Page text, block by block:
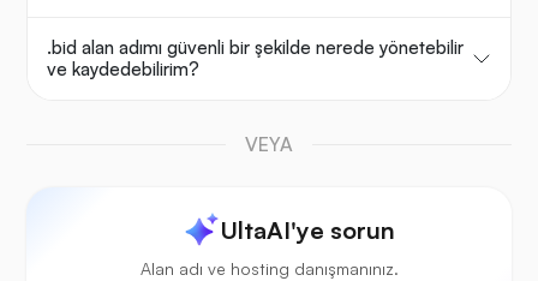
.bid alan adımı güvenli bir şekilde nerede yönetebilir
ve kaydedebilirim?
VEYA
UltaAI'ye sorun
Alan adı ve hosting danışmanınız.